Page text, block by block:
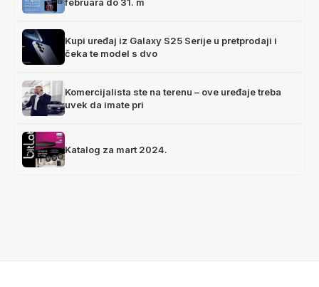
Kupi uređaj iz Galaxy S25 Serije u pretprodaji i
čeka te model s dvo
Komercijalista ste na terenu – ove uređaje treba
uvek da imate pri
Katalog za mart 2024.